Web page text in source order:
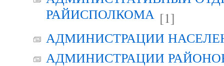
РАЙИСПОЛКОМА [1]
АДМИНИСТРАЦИИ
АДМИНИСТРАЦИИ